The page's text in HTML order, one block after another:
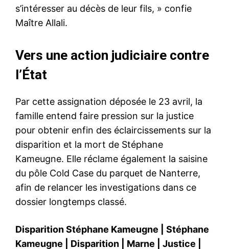
s’intéresser au décès de leur fils, » confie
Maître Allali.
Vers une action judiciaire contre
l’État
Par cette assignation déposée le 23 avril, la
famille entend faire pression sur la justice
pour obtenir enfin des éclaircissements sur la
disparition et la mort de Stéphane
Kameugne. Elle réclame également la saisine
du pôle Cold Case du parquet de Nanterre,
afin de relancer les investigations dans ce
dossier longtemps classé.
Disparition Stéphane Kameugne
Stéphane
Kameugne
Disparition Marne Justice